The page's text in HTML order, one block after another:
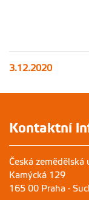
3.12.2020
Kontaktní
Česká zemědělská
Kamýcká 129
165 00 Praha -